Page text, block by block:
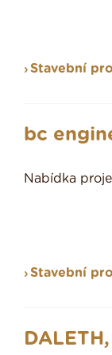
Stavební
bc
Nabídka
Stavební